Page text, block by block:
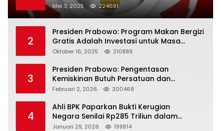
Mei 3, 2025 224691
2
Presiden Prabowo: Program Makan Bergizi
Gratis Adalah Investasi untuk Masa
Depan Bangsa
Oktober 16, 2025 210889
3
Presiden Prabowo: Pengentasan
Kemiskinan Butuh Persatuan dan
Kepemimpinan yang Bertanggung Jawab
Februari 2, 2026 200468
4
Ahli BPK Paparkan Bukti Kerugian
Negara Senilai Rp285 Triliun dalam
Persidangan Korupsi PT Pertamina
Januari 29, 2026 199814